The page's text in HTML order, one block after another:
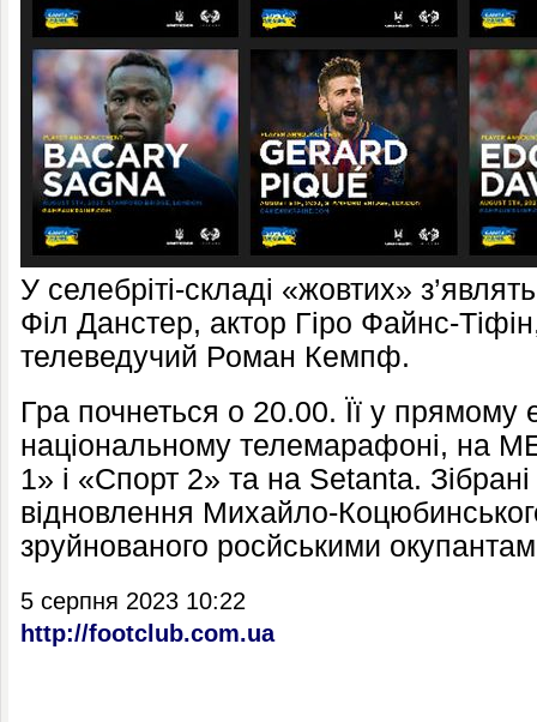
У селебріті-складі «жовтих»
Філ Данстер, актор Гіро Файнс-
телеведучий Роман Кемпф.
Гра почнеться о 20.00. Її у прямому
національному телемарафоні, на
1» і «Спорт 2» та на Setanta.
відновлення Михайло-
зруйнованого росйськими
5 серпня 2023 10:22
http://footclub.com.ua